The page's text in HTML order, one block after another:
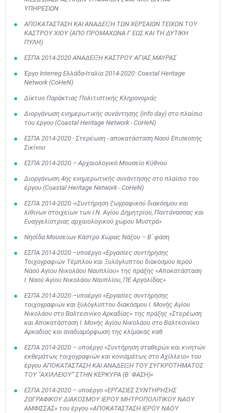
ΥΠΗΡΕΣΙΩΝ
ΑΠΟΚΑΤΑΣΤΑΣΗ ΚΑΙ ΑΝΑΔΕΙΞΗ ΤΩΝ ΧΕΡΣΑΙΩΝ ΤΕΙΧΩΝ ΤΟΥ
ΚΑΣΤΡΟΥ ΧΙΟΥ (ΑΠΟ ΠΡΟΜΑΧΩΝΑ Γ ΕΩΣ ΚΑΙ ΤΗ ΔΥΤΙΚΗ
ΠΥΛΗ)
ΕΣΠΑ 2014-2020 ΑΝΑΔΕΙΞΗ ΚΑΣΤΡΟΥ ΑΓΙΑΣ ΜΑΥΡΑΣ
Έργο Interreg Ελλάδα-Ιταλία 2014-2020: Coastal Heritage
Network (CoHeN)
Δίκτυο Παράκτιας Πολιτιστικής Κληρονομιάς
Διοργάνωση ενημερωτικής συνάντησης (info day) στο πλαίσιο
του έργου (Coastal Heritage Network - CoHeN)
ΕΣΠΑ 2014-2020 - Στερέωση - αποκατάσταση Ναού Επισκοπής
Σικίνου
ΕΣΠΑ 2014-2020 – Αρχαιολογικό Μουσείο Κύθνου
Διοργάνωση 4ης ενημερωτικής συνάντησης στο πλαίσιο του
έργου (Coastal Heritage Network - CoHeN)
ΕΣΠΑ 2014-2020 -«Συντήρηση ζωγραφικού διακόσμου και
λίθινων στοιχείων των Ι.Ν. Αγίου Δημητρίου, Παντάνασσας και
Ευαγγελίστριας αρχαιολογικού χώρου Μυστρά»
Νησίδα Μουσείων Κάστρο Χώρας Νάξου – Β΄ φάση
ΕΣΠΑ 2014-2020 –υποέργο «Εργασίες συντήρησης
Τοιχογραφιών Τέμπλου και Ξυλόγλυπτου διακόσμου Ιερού
Ναού Αγίου Νικολάου Ναυπλίου» της πράξης «Αποκατάσταση
Ι. Ναού Αγίου Νικολάου Ναυπλίου, ΠΕ Αργολίδας»
ΕΣΠΑ 2014-2020 –υποέργο «Εργασίες συντήρησης
τοιχογραφιών και ξυλόγλυπτου διακόσμου Ι. Μονής Αγίου
Νικολάου στο Βαλτεσινίκο Αρκαδίας» της πράξης «Στερέωση
και Αποκατάσταση Ι. Μονής Αγίου Νικολάου στο Βαλτεσινίκο
Αρκαδίας και αναδιαμόρφωση της κλίμακας καθ
ΕΣΠΑ 2014-2020 – υποέργο «Συντήρηση σταθερών και κινητών
εκθεμάτων, τοιχογραφιών και κονιαμάτων, στο Αχίλλειο» του
έργου ΑΠΟΚΑΤΑΣΤΑΣΗ ΚΑΙ ΑΝΑΔΕΙΞΗ ΤΟΥ ΣΥΓΚΡΟΤΗΜΑΤΟΣ
ΤΟΥ “ΑΧΙΛΛΕΙΟΥ” ΣΤΗΝ ΚΕΡΚΥΡΑ (Β΄ ΦΑΣΗ)»
ΕΣΠΑ 2014-2020 – υποέργο «ΕΡΓΑΣΙΕΣ ΣΥΝΤΗΡΗΣΗΣ
ΖΩΓΡΑΦΙΚΟΥ ΔΙΑΚΟΣΜΟΥ ΙΕΡΟΥ ΜΗΤΡΟΠΟΛΙΤΙΚΟΥ ΝΑΟΥ
ΑΜΦΙΣΣΑΣ» του έργου «ΑΠΟΚΑΤΑΣΤΑΣΗ ΙΕΡΟΥ ΝΑΟΥ